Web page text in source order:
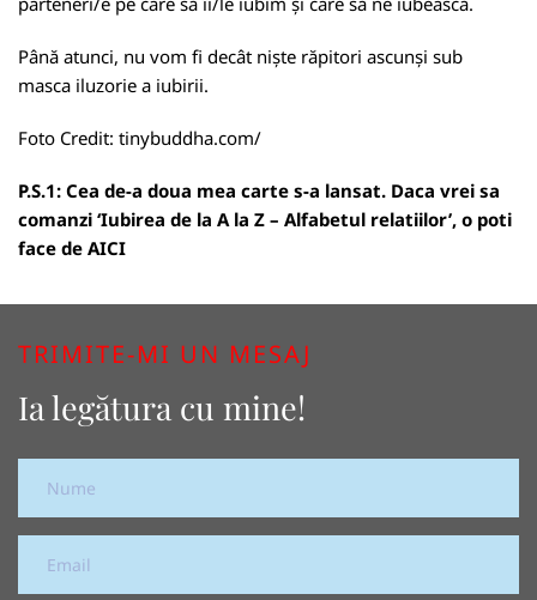
Până atunci, nu vom fi decât niște răpitori ascunși sub
masca iluzorie a iubirii.
Foto Credit: tinybuddha.com/
P.S.1: Cea de-a doua mea carte s-a lansat. Daca vrei sa
comanzi ‘Iubirea de la A la Z – Alfabetul relatiilor’, o poti
face de AICI
TRIMITE-MI UN MESAJ
Ia legătura cu mine!